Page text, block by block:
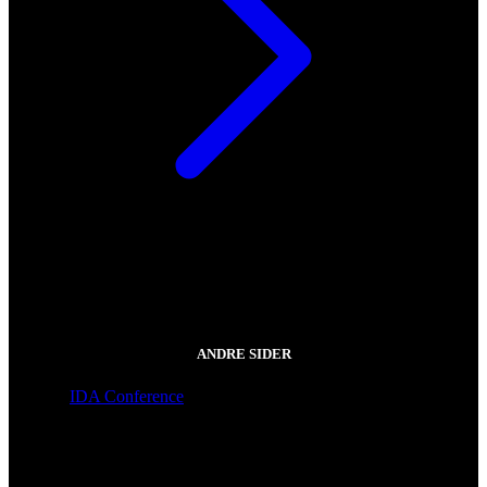
ANDRE SIDER
IDA Conference